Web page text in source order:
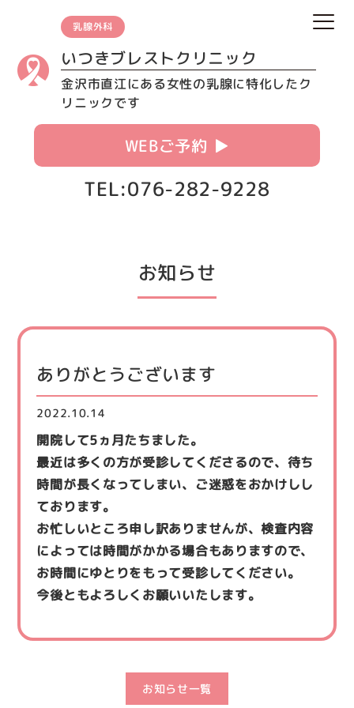
乳腺外科
いつきブレストクリニック
金沢市直江にある女性の乳腺に特化したク
リニックです
WEBご予約 ▶︎
TEL:076-282-9228
お知らせ
ありがとうございます
2022.10.14
開院して5ヵ月たちました。
最近は多くの方が受診してくださるので、待ち
時間が長くなってしまい、ご迷惑をおかけしし
ております。
お忙しいところ申し訳ありませんが、検査内容
によっては時間がかかる場合もありますので、
お時間にゆとりをもって受診してください。
今後ともよろしくお願いいたします。
お知らせ一覧